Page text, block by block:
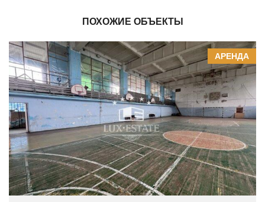
ПОХОЖИЕ ОБЪЕКТЫ
АРЕНДА